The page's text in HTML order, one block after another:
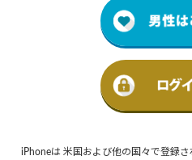
iPhoneは 米国および他の国々で登録